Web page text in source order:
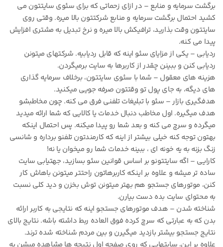
برگشت سرمایه و منابع – در ازای زحماتی که برای سئوی سایتتون می
کشید احتمال برگشت سرمایه و منابع شرکتتون بالا میره. وقتی روی
سایتتون وقت بذارید، ترافیکش بالا میره و نرخ تبدیل به مشتری افزایش
پیدا می کنه.
ردیابی – یکی از مزایای سئو اینه که قابل ردیابیه. شرکتهای میتونن
ردیابی کنن و ببینن چقدر از کاربرها به سایت برمیگردن.
هزینه های معقول – شما با سئوی سایتتون، برخلاف سرمایه گذاری
های دیگه، به جای پول تو وقتتون صرفه جویی میکنید.
هدفگیری بازار – سئو با تبلیغات تلفنی فرق می کنه. چون مخاطبشو
هدف میگیره. اول مخاطب دنبال خدمات یا کالایی که شما ارائه میدید
میگرده و سرچ می کنه و بعد شما رو پیدا میکنه. پس احتمال اینکه
بهتون توجه کنه خیلی بیشتر از اینه که کارمندتون تلفنو برداره و شانسی
زنگ بزنه به یه خونه ای ، ببینه خدمات شما رو میخوان یا نه!
کارایی – اگه سایتتونو بر اساس قوانین سئو بسازید، جهتیابی سایت
ساده تر میشه و علاوه بر اینکه کاربرهاتون راحتتر میتونن باهاش کار
کنن، موتورهای جستجو هم بهتر میتونن توش بخزن و دید کلی نسبت
به محتوای سایت بده دست بیارن.
شناخته شدن – هدف موتورهای جستجو اینه که نتایجی به کاربر ارائه
بدن که به عبارتی که سرچ کرده فوق العاده ربط داشته باشه. نتایج بالای
نتایج جستجو بیشتر بازدید میگیرن و بین مردم شناخته شده ترند.